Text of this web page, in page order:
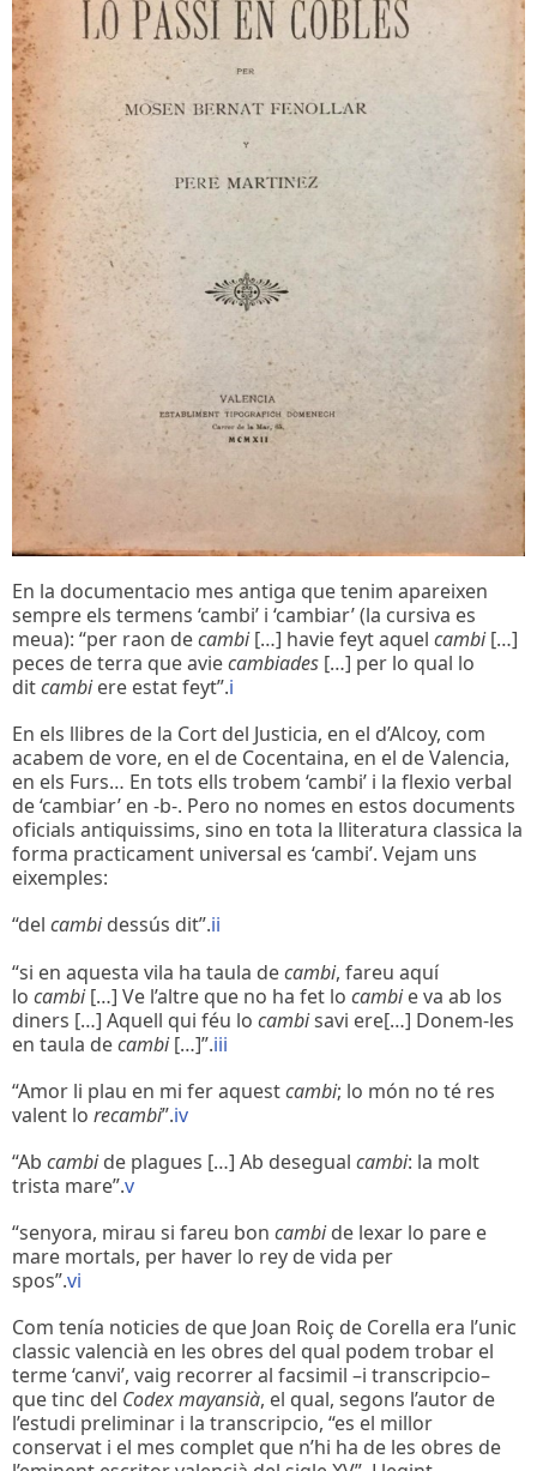
En la documentacio mes antiga que tenim apareixen
sempre els termens ‘cambi’ i ‘cambiar’ (la cursiva es
meua): “per raon decambi[…] havie feyt aquel cambi[…]
peces de terra que aviecambiades […] per lo qual lo
ditcambiere estat feyt”.i
En els llibres de la Cort del Justicia, en el d’Alcoy, com
acabem de vore, en el de Cocentaina, en el de Valencia,
en els Furs… En tots ells trobem ‘cambi’ i la flexio verbal
de ‘cambiar’ en -b-. Pero no nomes en estos documents
oficials antiquissims, sino en tota la lliteratura classica la
forma practicament universal es ‘cambi’. Vejam uns
eixemples:
“del cambidessús dit”.ii
“si en aquesta vila ha taula decambi, fareu aquí
lo cambi[…] Ve l’altre que no ha fet lo cambie va ab los
diners […] Aquell qui féu lo cambisavi ere[…] Donem-les
en taula decambi[…]”.iii
“Amor li plau en mi fer aquestcambi; lo món no té res
valent lo recambi”.iv
“Ab cambide plagues […] Ab desegual cambi: la molt
trista mare”.v
“senyora, mirau si fareu bon cambide lexar lo pare e
mare mortals, per haver lo rey de vida per
spos”.vi
Com tenía noticies de que Joan Roiç de Corella era l’unic
classic valencià en les obres del qual podem trobar el
terme ‘canvi’, vaig recorrer al facsimil –i transcripcio–
que tinc del Codex mayansià, el qual, segons l’autor de
l’estudi preliminar i la transcripcio, “es el millor
conservat i el mes complet que n’hi ha de les obres de